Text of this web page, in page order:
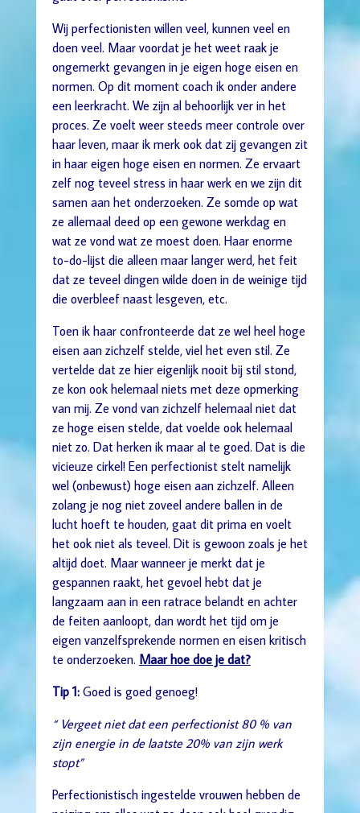
Wij perfectionisten willen veel, kunnen veel en
doen veel. Maar voordat je het weet raak je
ongemerkt gevangen in je eigen hoge eisen en
normen. Op dit moment coach ik onder andere
een leerkracht. We zijn al behoorlijk ver in het
proces. Ze voelt weer steeds meer controle over
haar leven, maar ik merk ook dat zij gevangen zit
in haar eigen hoge eisen en normen. Ze ervaart
zelf nog teveel stress in haar werk en we zijn dit
samen aan het onderzoeken. Ze somde op wat
ze allemaal deed op een gewone werkdag en
wat ze vond wat ze moest doen. Haar enorme
to-do-lijst die alleen maar langer werd, het feit
dat ze teveel dingen wilde doen in de weinige tijd
die overbleef naast lesgeven, etc.
Toen ik haar confronteerde dat ze wel heel hoge
eisen aan zichzelf stelde, viel het even stil. Ze
vertelde dat ze hier eigenlijk nooit bij stil stond,
ze kon ook helemaal niets met deze opmerking
van mij. Ze vond van zichzelf helemaal niet dat
ze hoge eisen stelde, dat voelde ook helemaal
niet zo. Dat herken ik maar al te goed. Dat is die
vicieuze cirkel! Een perfectionist stelt namelijk
wel (onbewust) hoge eisen aan zichzelf. Alleen
zolang je nog niet zoveel andere ballen in de
lucht hoeft te houden, gaat dit prima en voelt
het ook niet als teveel. Dit is gewoon zoals je het
altijd doet. Maar wanneer je merkt dat je
gespannen raakt, het gevoel hebt dat je
langzaam aan in een ratrace belandt en achter
de feiten aanloopt, dan wordt het tijd om je
eigen vanzelfsprekende normen en eisen kritisch
te onderzoeken. Maar hoe doe je dat?
Tip 1:Goed is goed genoeg!
“ Vergeet niet dat een perfectionist 80 % van
zijn energie in de laatste 20% van zijn werk
stopt”
Perfectionistisch ingestelde vrouwen hebben de